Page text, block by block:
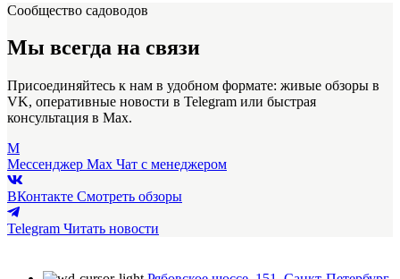
1300 ₽.
Сообщество садоводов
Мы всегда на связи
Присоединяйтесь к нам в удобном формате: живые обзоры в
VK, оперативные новости в Telegram или быстрая
консультация в Max.
M
Мессенджер Max Чат с менеджером
ВКонтакте Смотреть обзоры
Telegram Читать новости